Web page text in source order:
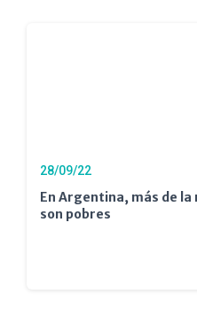
28/09/22
En Argentina, más de la
son pobres